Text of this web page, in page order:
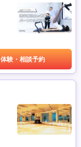
体験・相談予約